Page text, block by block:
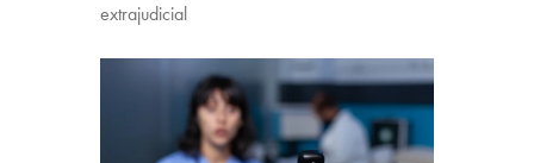
extrajudicial